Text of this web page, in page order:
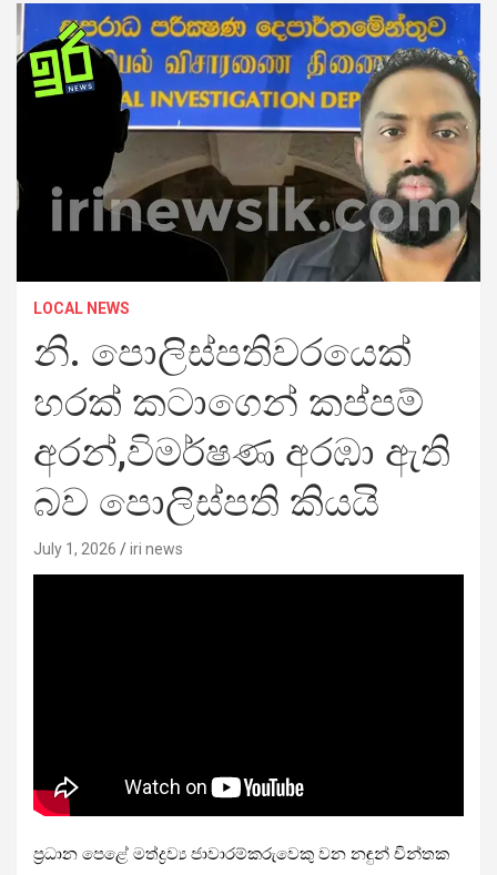
LOCAL NEWS
නි. පොලිස්පතිවරයෙක්
හරක් කටාගෙන් කප්පම්
අරන්,විමර්ෂණ අරඹා ඇති
බව පොලිස්පති කියයි
July 1, 2026 iri news
ප්‍රධාන පෙළේ මත්ද්‍රව්‍ය ජාවාරම්කරුවෙකු වන නඳුන් චින්තක